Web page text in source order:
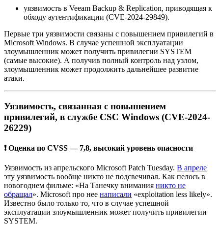
уязвимость в Veeam Backup & Replication, приводящая к
обходу аутентификации (CVE-2024-29849).
Первые три уязвимости связаны с повышением привилегий в
Microsoft Windows. В случае успешной эксплуатации
злоумышленник может получить привилегии SYSTEM
(самые высокие). А получив полный контроль над узлом,
злоумышленник может продолжить дальнейшее развитие
атаки.
Уязвимость, связанная с повышением
привилегий, в службе CSC Windows (CVE-2024-
26229)
❗ Оценка по CVSS — 7,8, высокий уровень опасности
Уязвимость из апрельского Microsoft Patch Tuesday. В апреле
эту уязвимость вообще никто не подсвечивал. Как пелось в
новогоднем фильме: «На Танечку внимания никто не
обращал». Microsoft про нее написали «exploitation less likely».
Известно было только то, что в случае успешной
эксплуатации злоумышленник может получить привилегии
SYSTEM.